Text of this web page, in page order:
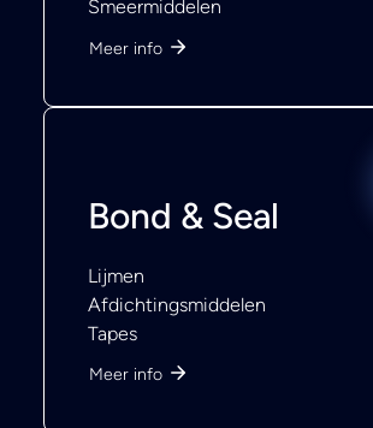
Smeermiddelen
Meer info
Bond & Seal
Lijmen
Afdichtingsmiddelen
Tapes
Meer info